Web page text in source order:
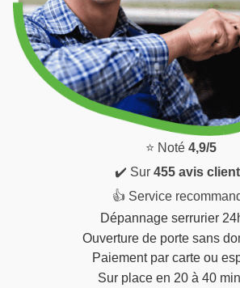
⭐ Noté 4,9/5
✔️ Sur 455 avis
👍 Service
Dépannage serrurier
Ouverture de porte sans
Paiement par carte ou
Sur place en 20 à 40